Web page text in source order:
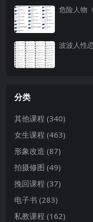
危险人物
波波人性
分类
其他课程 (340)
女生课程 (463)
形象改造 (87)
拍摄修图 (49)
挽回课程 (37)
电子书 (283)
私教课程 (162)